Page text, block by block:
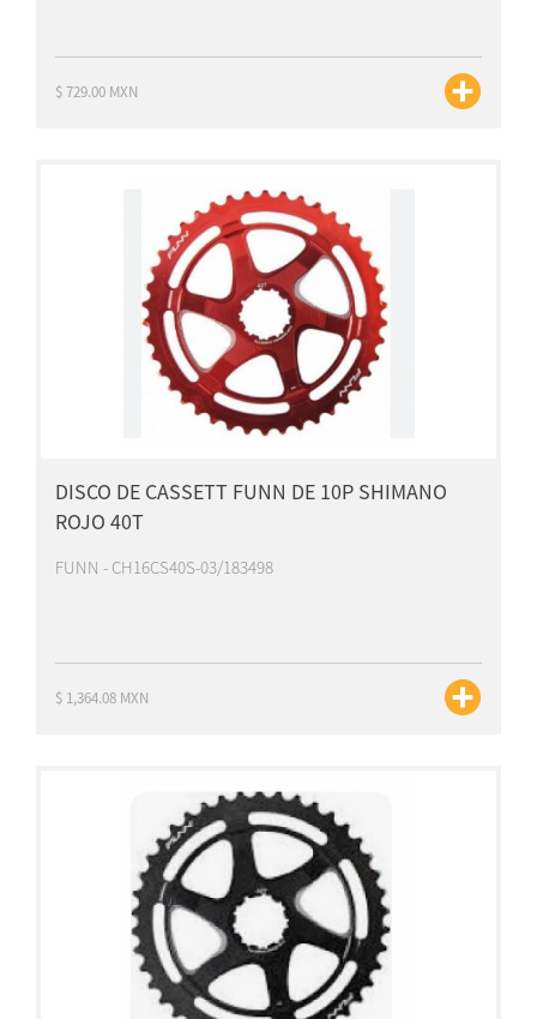
$ 729.00 MXN
DISCO DE CASSETT FUNN DE 10P SHIMANO
ROJO 40T
FUNN - CH16CS40S-03/183498
$ 1,364.08 MXN